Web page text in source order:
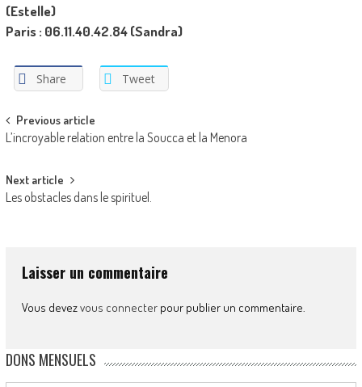
(Estelle)
Paris : 06.11.40.42.84 (Sandra)
Share Tweet
Post
navigation
Previous article
L’incroyable relation entre la Soucca et la Menora
Next article
Les obstacles dans le spirituel.
Laisser un commentaire
Vous devezvous connecterpour publier un commentaire.
DONS MENSUELS